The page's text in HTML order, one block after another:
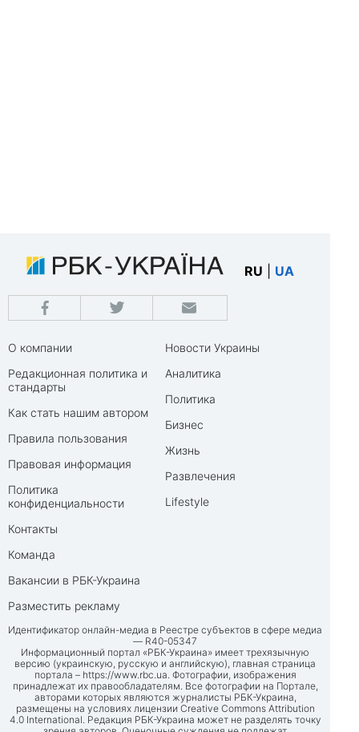
RU UA
О компании
Редакционная политика и
стандарты
Как стать нашим автором
Правила пользования
Правовая информация
Политика
конфиденциальности
Контакты
Команда
Вакансии в РБК-Украина
Разместить рекламу
Новости Украины
Аналитика
Политика
Бизнес
Жизнь
Развлечения
Lifestyle
Идентификатор онлайн-медиа в Реестре субъектов в сфере медиа
— R40-05347
Информационный портал «РБК-Украина» имеет трехязычную
версию (украинскую, русскую и английскую), главная страница
портала – https://www.rbc.ua. Фотографии, изображения
принадлежат их правообладателям. Все фотографии на Портале,
авторами которых являются журналисты РБК-Украина,
размещены на условиях лицензии Creative Commons Attribution
4.0 International. Редакция РБК-Украина может не разделять точку